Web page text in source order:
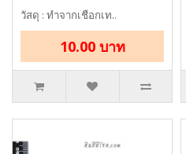
วัสดุ : ทำจากเชือกเท..
10.00 บาท